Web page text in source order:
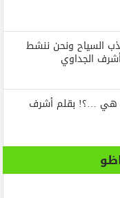
السياح ونحن ننشط
الجداوي
هي …؟! بقلم أشرف